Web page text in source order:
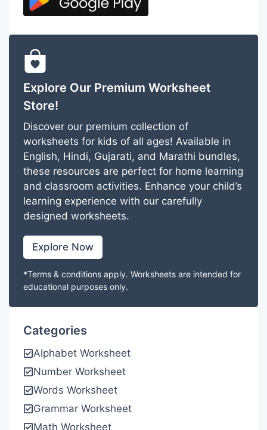
Explore Our Premium Worksheet
Store!
Discover our premium collection of
worksheets for kids of all ages! Available in
English, Hindi, Gujarati, and Marathi bundles,
these resources are perfect for home learning
and classroom activities. Enhance your child’s
learning experience with our carefully
designed worksheets.
Explore Now
*Terms & conditions apply. Worksheets are intended for
educational purposes only.
Categories
Alphabet Worksheet
Number Worksheet
Words Worksheet
Grammar Worksheet
Math Worksheet